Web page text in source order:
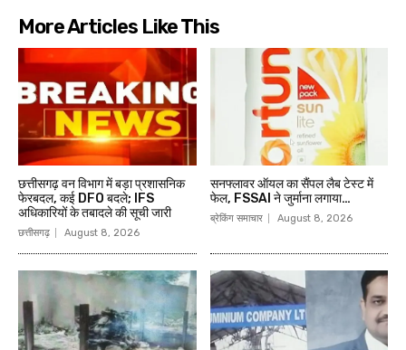
More Articles Like This
छत्तीसगढ़ वन विभाग में बड़ा प्रशासनिक
फेरबदल, कई DFO बदले; IFS
अधिकारियों के तबादले की सूची जारी
छत्तीसगढ़ August 8, 2026
सनफ्लावर ऑयल का सैंपल लैब टेस्ट में
फेल, FSSAI ने जुर्माना लगाया…
ब्रेकिंग समाचार August 8, 2026